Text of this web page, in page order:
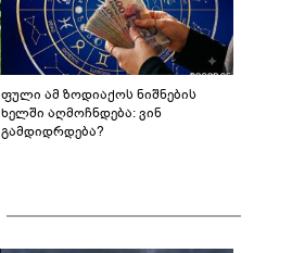
ფული ამ ზოდიაქოს ნიშნების
ხელში აღმოჩნდება: ვინ
გამდიდრდება?